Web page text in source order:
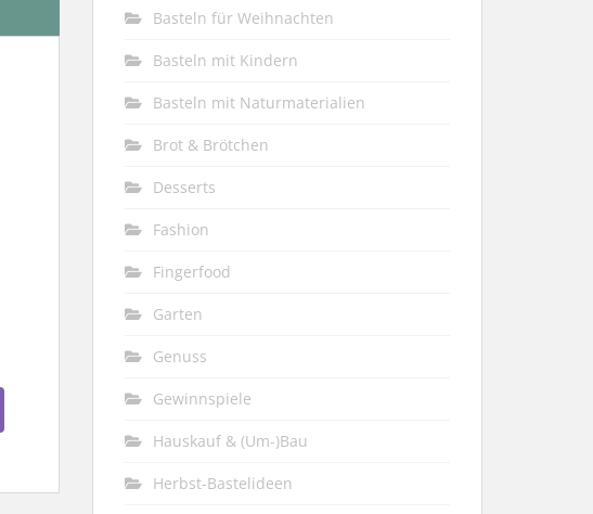
Basteln für Weihnachten
Basteln mit Kindern
Basteln mit Naturmaterialien
Brot & Brötchen
Desserts
Fashion
Fingerfood
Garten
Genuss
Gewinnspiele
Hauskauf & (Um-)Bau
Herbst-Bastelideen